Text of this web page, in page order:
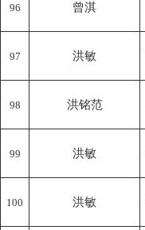
96 曾淇
97 洪敏
98 洪铭范
99 洪敏
100 洪敏